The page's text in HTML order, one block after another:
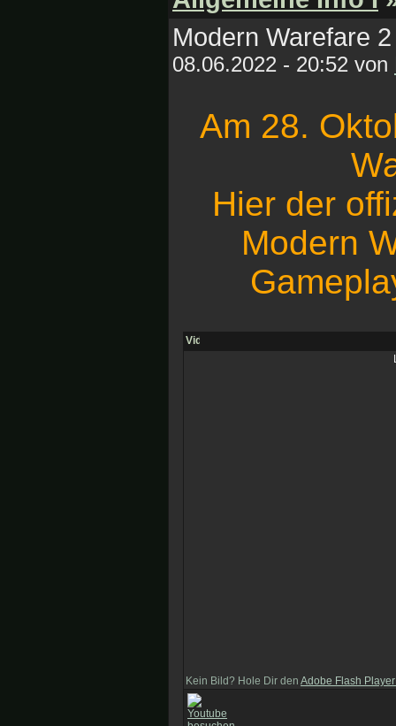
Modern Warefare 2
08.06.2022 - 20:52 von
Am 28.
Hier der
Modern
Kein Bild? Hole Dir den Adobe Flash